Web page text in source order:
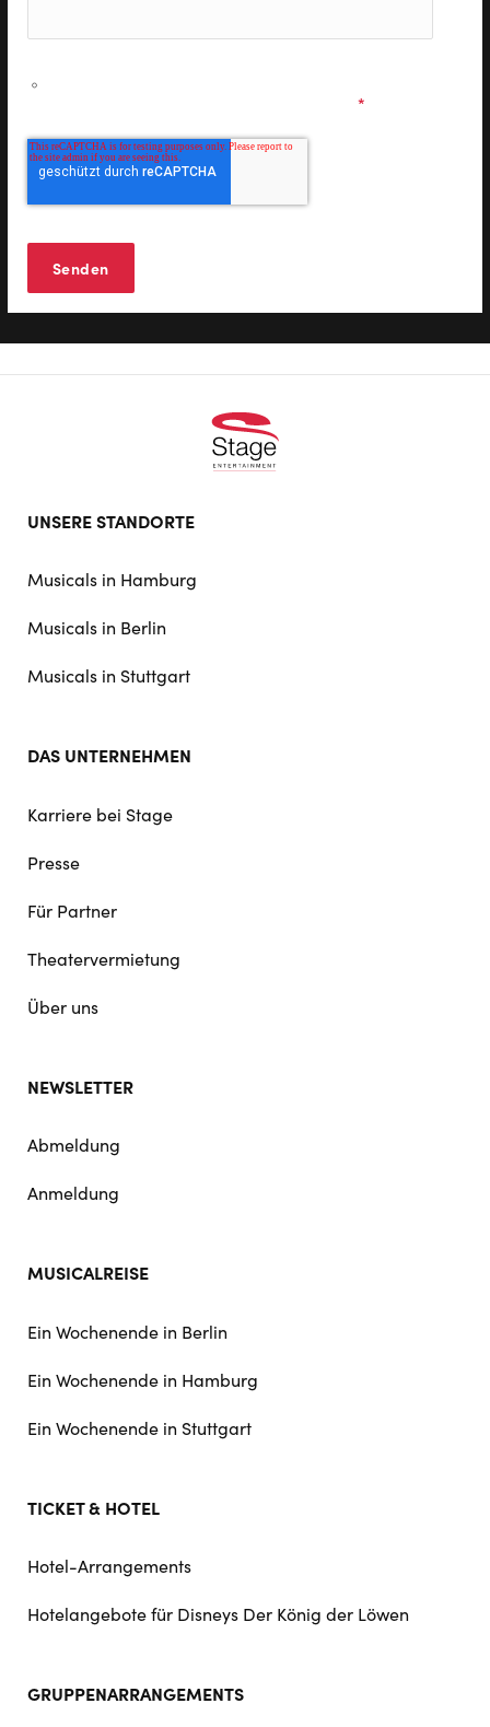
*
doormat
UNSERE STANDORTE
Musicals in Hamburg
Musicals in Berlin
Musicals in Stuttgart
DAS UNTERNEHMEN
Karriere bei Stage
Presse
Für Partner
Theatervermietung
Über uns
NEWSLETTER
Abmeldung
Anmeldung
MUSICALREISE
Ein Wochenende in Berlin
Ein Wochenende in Hamburg
Ein Wochenende in Stuttgart
TICKET & HOTEL
Hotel-Arrangements
Hotelangebote für Disneys Der König der Löwen
GRUPPENARRANGEMENTS